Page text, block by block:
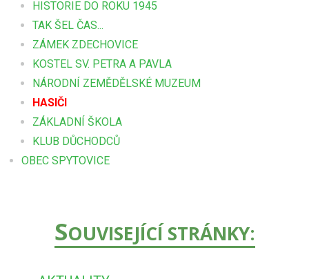
HISTORIE DO ROKU 1945
TAK ŠEL ČAS...
ZÁMEK ZDECHOVICE
KOSTEL SV. PETRA A PAVLA
NÁRODNÍ ZEMĚDĚLSKÉ MUZEUM
HASIČI
ZÁKLADNÍ ŠKOLA
KLUB DŮCHODCŮ
OBEC SPYTOVICE
SOUVISEJÍCÍ STRÁNKY: